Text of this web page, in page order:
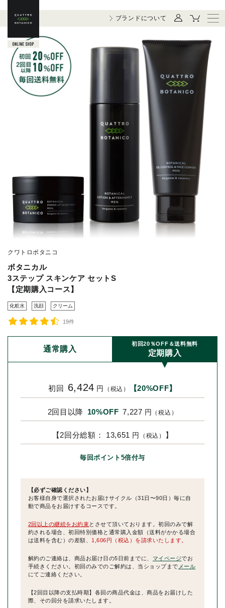
ブランドについて
クワトロボタニコ
ボタニカル
3ステップ スキンケア セットS
【定期購入コース】
化粧水 洗顔 クリーム
19件
通常購入
初回20％OFF＆送料無料
定期購入
初回 6,424 円 （税込） 【20%OFF】
2回目以降 10%OFF 7,227 円 （税込）
【2回分総額： 13,651 円 （税込） 】
毎回ポイント5倍付与
【必ずご確認ください】
お客様自身で選択されたお届けサイクル（31日〜90日）毎に自
動で商品をお届けするコースです。
2回以上の継続をお約束とさせて頂いております。初回のみで解
約される場合、初回特別価格と通常購入金額（送料がかかる場合
は送料を含む）の差額、 1,606円（税込）を請求いたします。
解約のご連絡は、商品お届け日の5日前までに、 マイページでお
手続きください。初回のみでのご解約は、当ショップまで メール
にてご連絡ください。
【2回目以降の支払時期】各回の商品代金は、商品をお届けした
際、その回分を請求いたします。